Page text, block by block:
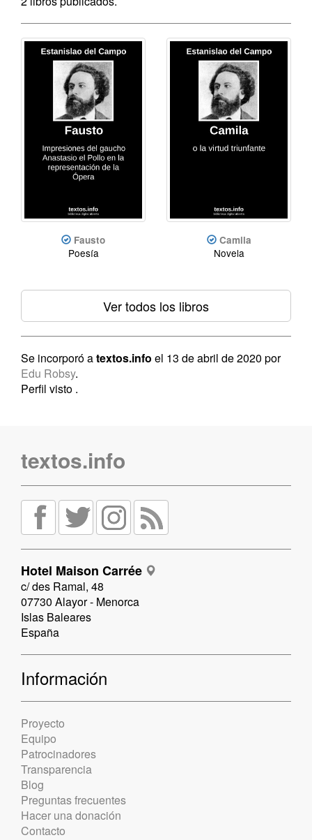
Fausto
Poesía
Camila
Novela
Ver todos los libros
Se incorporó atextos.info el 13 de abril de 2020 por
Edu Robsy.
Perfil visto .
textos.info
Hotel Maison Carrée
c/ des Ramal, 48
07730 Alayor - Menorca
Islas Baleares
España
Información
Proyecto
Equipo
Patrocinadores
Transparencia
Blog
Preguntas frecuentes
Hacer una donación
Contacto